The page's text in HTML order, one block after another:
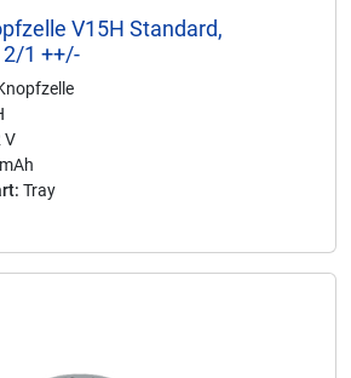
V15H Standard,
1 ++/-
V
Tray